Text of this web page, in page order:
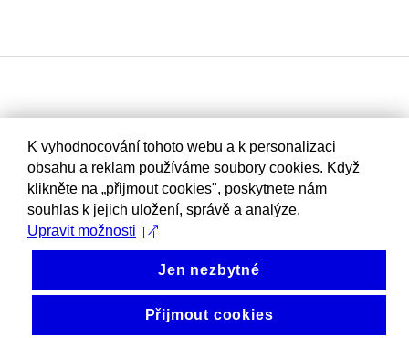
K vyhodnocování tohoto webu a k personalizaci
obsahu a reklam používáme soubory cookies. Když
klikněte na „přijmout cookies", poskytnete nám
souhlas k jejich uložení, správě a analýze.
Upravit možnosti
Jen nezbytné
Přijmout cookies